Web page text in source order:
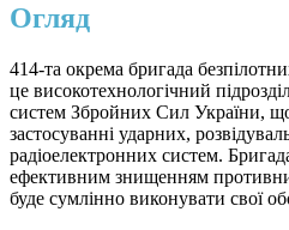
Огляд
414-та окрема бригада
це високотехнологічний
систем Збройних Сил України, що
застосуванні ударних,
радіоелектронних систем.
ефективним знищенням
буде сумлінно виконувати свої